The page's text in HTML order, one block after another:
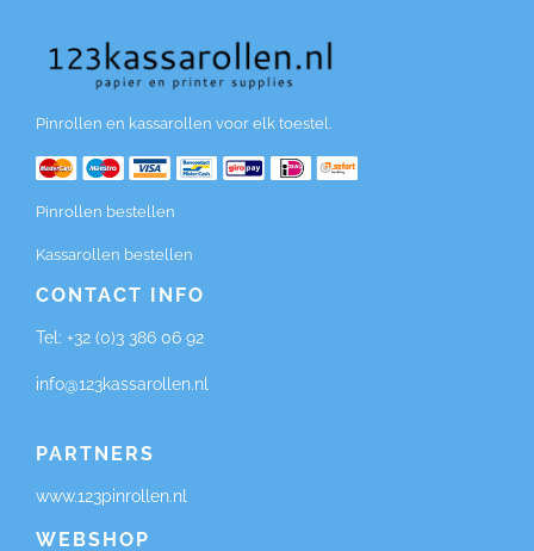
Pinrollen en kassarollen voor elk toestel.
Pinrollen bestellen
Kassarollen bestellen
CONTACT INFO
Tel: +32 (0)3 386 06 92
info@123kassarollen.nl
PARTNERS
www.123pinrollen.nl
WEBSHOP